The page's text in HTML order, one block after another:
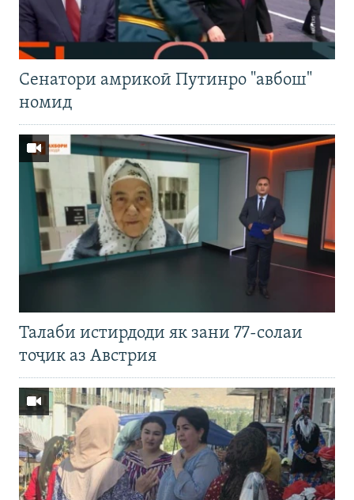
Cенатори амрикоӣ Путинро "авбош"
номид
Талаби истирдоди як зани 77-солаи
тоҷик аз Австрия